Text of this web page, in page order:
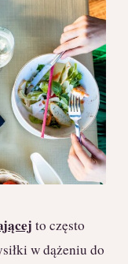
to często
w dążeniu do